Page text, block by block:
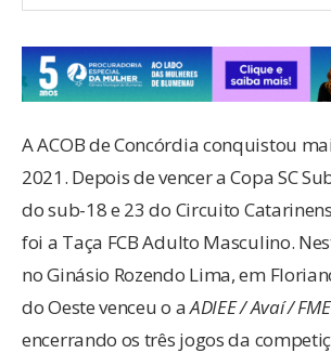
A ACOB de Concórdia conquistou
2021. Depois de vencer a Copa SC
do sub-18 e 23 do Circuito
foi a Taça FCB Adulto Masculino.
no Ginásio Rozendo Lima, em
do Oeste venceu o aADIEE / Avaí / FME
encerrando os três jogos da